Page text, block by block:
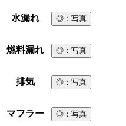
水漏れ ◎ ：写真
燃料漏れ ◎ ：写真
排気 ◎ ：写真
マフラー ◎ ：写真